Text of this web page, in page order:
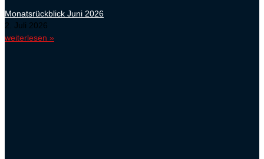
Monatsrückblick Juni 2026
2. Juli 2026
weiterlesen »